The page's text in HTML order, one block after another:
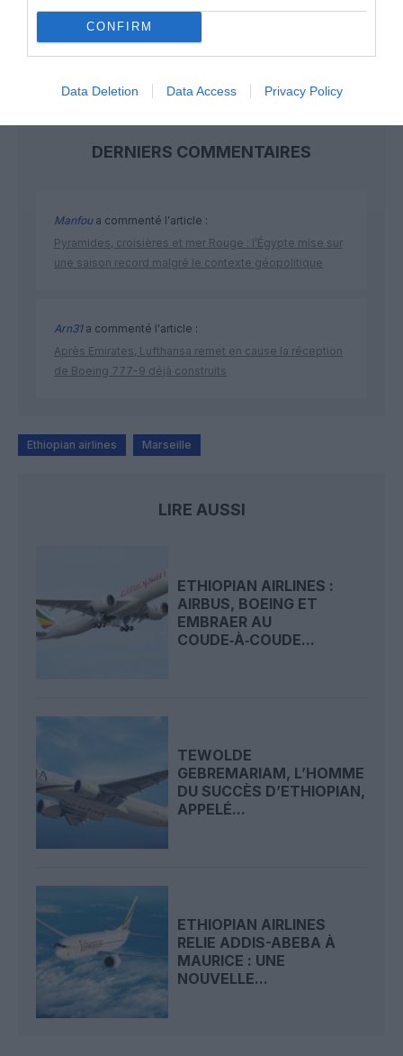
CONFIRM
Data Deletion Data Access Privacy Policy
DERNIERS COMMENTAIRES
Manfoua commenté l'article :
Pyramides, croisières et mer Rouge : l’Égypte mise sur
une saison record malgré le contexte géopolitique
Arn31a commenté l'article :
Après Emirates, Lufthansa remet en cause la réception
de Boeing 777-9 déjà construits
Ethiopian airlines Marseille
LIRE AUSSI
ETHIOPIAN AIRLINES :
AIRBUS, BOEING ET
EMBRAER AU
COUDE‑À‑COUDE...
TEWOLDE
GEBREMARIAM, L’HOMME
DU SUCCÈS D’ETHIOPIAN,
APPELÉ...
ETHIOPIAN AIRLINES
RELIE ADDIS-ABEBA À
MAURICE : UNE
NOUVELLE...